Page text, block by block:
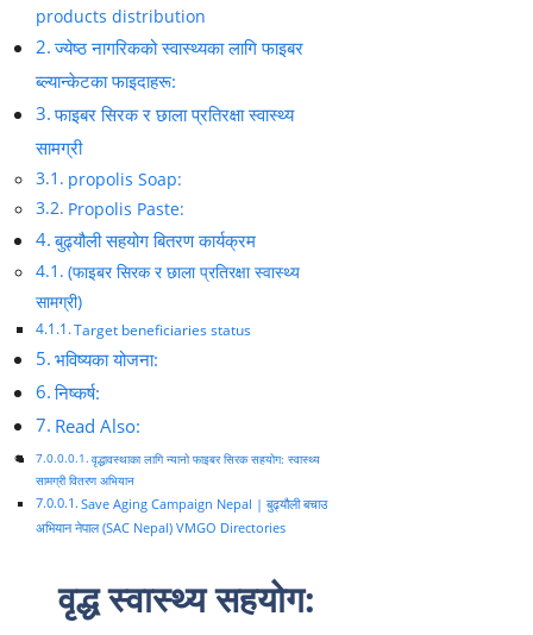
products distribution
ज्येष्ठ नागरिकको स्वास्थ्यका लागि फाइबर
ब्ल्यान्केटका फाइदाहरू:
फाइबर सिरक र छाला प्रतिरक्षा स्वास्थ्य
सामग्री
propolis Soap:
Propolis Paste:
बुढ्यौली सहयोग बितरण कार्यक्रम
(फाइबर सिरक र छाला प्रतिरक्षा स्वास्थ्य
सामग्री)
Target beneficiaries status
भविष्यका योजना:
निष्कर्ष:
Read Also:
वृद्धावस्थाका लागि न्यानो फाइबर सिरक सहयोग: स्वास्थ्य
सामग्री वितरण अभियान
Save Aging Campaign Nepal | बुढ्यौली बचाउ
अभियान नेपाल (SAC Nepal) VMGO Directories
वृद्ध स्वास्थ्य सहयोग: